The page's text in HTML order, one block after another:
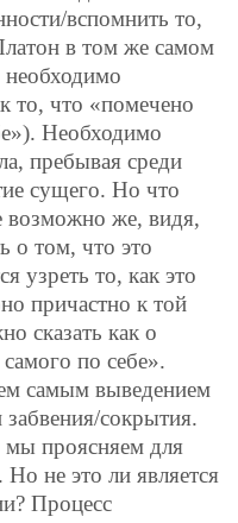
вспомнить то,
в том же самом
то, что «помечено
Необходимо
пребывая среди
сущего. Но что
возможно же, видя,
о том, что это
узреть то, как это
причастно к той
сказать как о
по себе».
самым выведением
сокрытия.
мы проясняем для
Но не это ли является
Процесс